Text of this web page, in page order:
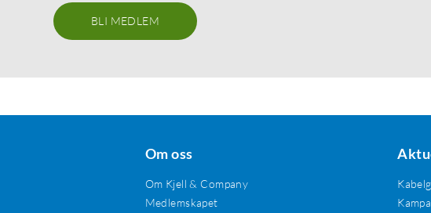
BLI MEDLEM
Om oss
Om Kjell & Company
Medlemskapet